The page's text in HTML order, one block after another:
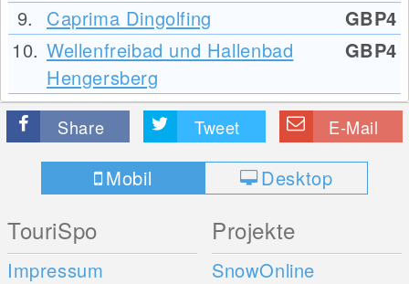
9. Caprima Dingolfing
GBP4
10. Wellenfreibad und Hallenbad
Hengersberg
GBP4
Share Tweet E-Mail
Mobil Desktop
TouriSpo
Impressum
Projekte
SnowOnline